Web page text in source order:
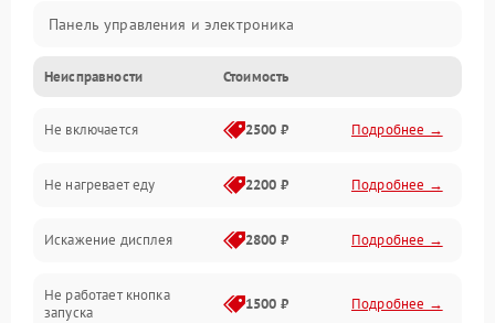
Панель управления и электроника
Дверца и корпус
Механика и внутренние элементы
Механические повреждения
Питание и запуск
Нагрев и приготовление
Неисправности Стоимость
Не включается 2500 ₽ Подробнее →
Не нагревает еду 2200 ₽ Подробнее →
Искажение дисплея 2800 ₽ Подробнее →
Не работает кнопка
запуска
1500 ₽ Подробнее →